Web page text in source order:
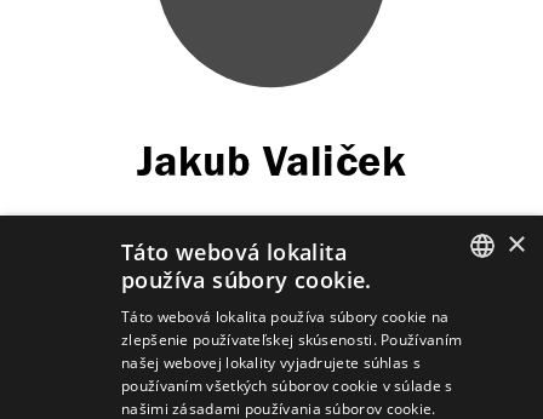
Jakub Valiček
Predstavenia
×
Táto webová lokalita
používa súbory cookie.
Táto webová lokalita používa súbory cookie na
zlepšenie používateľskej skúsenosti. Používaním
našej webovej lokality vyjadrujete súhlas s
používaním všetkých súborov cookie v súlade s
našimi zásadami používania súborov cookie.